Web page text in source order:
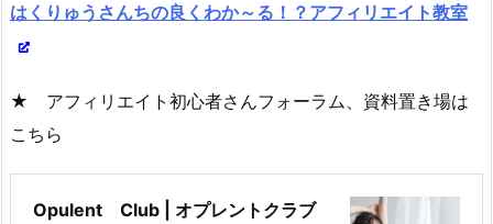
はくりゅうさんちの良くわか～る！？アフィリエイト教室
★ アフィリエイト初心者さんフォーラム、資料置き場は
こちら
Opulent Club | オプレントクラブ